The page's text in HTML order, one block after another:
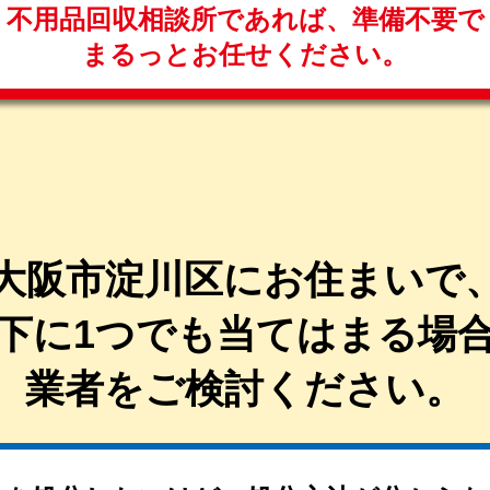
不用品回収相談所であれば、 準備不要で
まるっと お任せください。
阪市淀川区にお住まいで
に1つでも当てはまる場
業者をご検討ください。